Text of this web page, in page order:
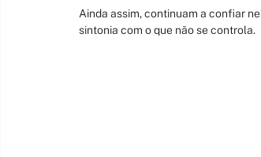
Ainda assim, continuam a confiar
sintonia com o que não se controla.